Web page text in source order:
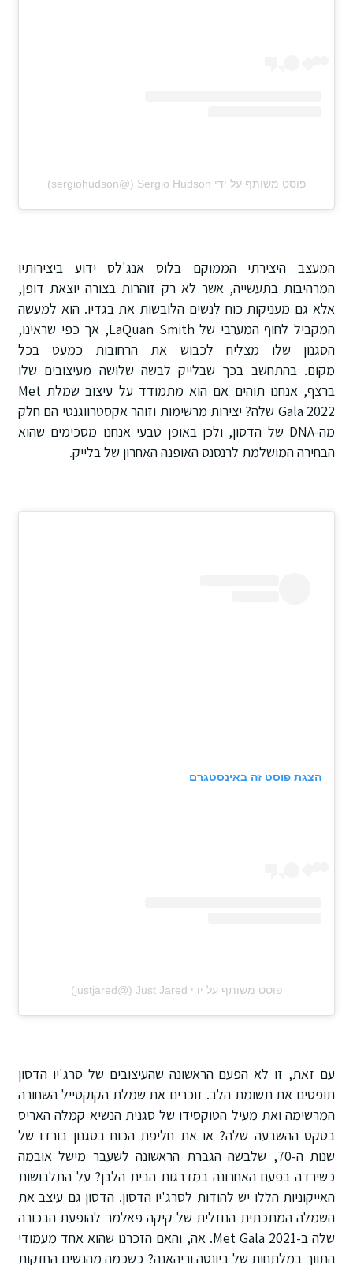
פוסט משותף על ידי ‏‎Sergio Hudson‎‏ (@‏‎sergiohudson‎‏)
המעצב היצירתי הממוקם בלוס אנג'לס ידוע ביצירותיו
המרהיבות בתעשייה, אשר לא רק זוהרות בצורה יוצאת דופן,
אלא גם מעניקות כוח לנשים הלובשות את בגדיו. הוא למעשה
המקביל לחוף המערבי של LaQuan Smith, אך כפי שראינו,
הסגנון שלו מצליח לכבוש את הרחובות כמעט בכל
מקום. בהתחשב בכך שבלייק לבשה שלושה מעיצובים שלו
ברצף, אנחנו תוהים אם הוא מתמודד על עיצוב שמלת Met
Gala 2022 שלה? יצירות מרשימות וזוהר אקסטרווגנטי הם חלק
מה-DNA של הדסון, ולכן באופן טבעי אנחנו מסכימים שהוא
הבחירה המושלמת לרנסנס האופנה האחרון של בלייק.
הצגת פוסט זה באינסטגרם
פוסט משותף על ידי ‏‎Just Jared‎‏ (@‏‎justjared‎‏)
עם זאת, זו לא הפעם הראשונה שהעיצובים של סרג'יו הדסון
תופסים את תשומת הלב. זוכרים את שמלת הקוקטייל השחורה
המרשימה ואת מעיל הטוקסידו של סגנית הנשיא קמלה האריס
בטקס ההשבעה שלה? או את חליפת הכוח בסגנון בורדו של
שנות ה-70, שלבשה הגברת הראשונה לשעבר מישל אובמה
כשירדה בפעם האחרונה במדרגות הבית הלבן? על התלבושות
האייקוניות הללו יש להודות לסרג'יו הדסון. הדסון גם עיצב את
השמלה המתכתית הנוזלית של קיקה פאלמר להופעת הבכורה
שלה ב-Met Gala 2021. אה, והאם הזכרנו שהוא אחד מעמודי
התווך במלתחות של ביונסה וריהאנה? כשכמה מהנשים החזקות